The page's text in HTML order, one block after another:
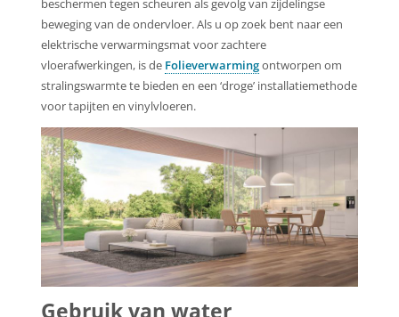
beschermen tegen scheuren als gevolg van zijdelingse
beweging van de ondervloer. Als u op zoek bent naar een
elektrische verwarmingsmat voor zachtere
vloerafwerkingen, is de Folieverwarmingontworpen om
stralingswarmte te bieden en een ‘droge’ installatiemethode
voor tapijten en vinylvloeren.
Gebruik van water